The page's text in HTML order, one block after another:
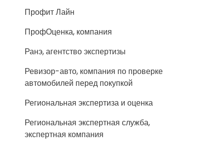
Профит Лайн
ПрофОценка, компания
Ранэ, агентство экспертизы
Ревизор-авто, компания по проверке
автомобилей перед покупкой
Региональная экспертиза и оценка
Региональная экспертная служба,
экспертная компания